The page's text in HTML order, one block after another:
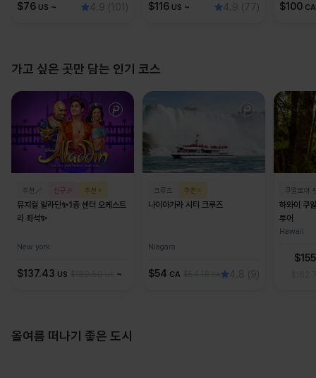
$76 US ~ 4.9 (101) $116 US ~ 4.9 (77) $100 CA
가고 싶은 곳만 담는 인기 코스
추천🪄 신규🎉 추천⭐
뮤지컬 알라딘✨1층 센터 오케스트
라 좌석✨
New york
$137.43 US ~
크루즈 추천⭐
나이아가라 시티 크루즈
Niagara
$54 CA 4.8 (9)
쿠알로아
하와이 쿠
투어
Hawaii
$155
올여름 떠나기 좋은 도시